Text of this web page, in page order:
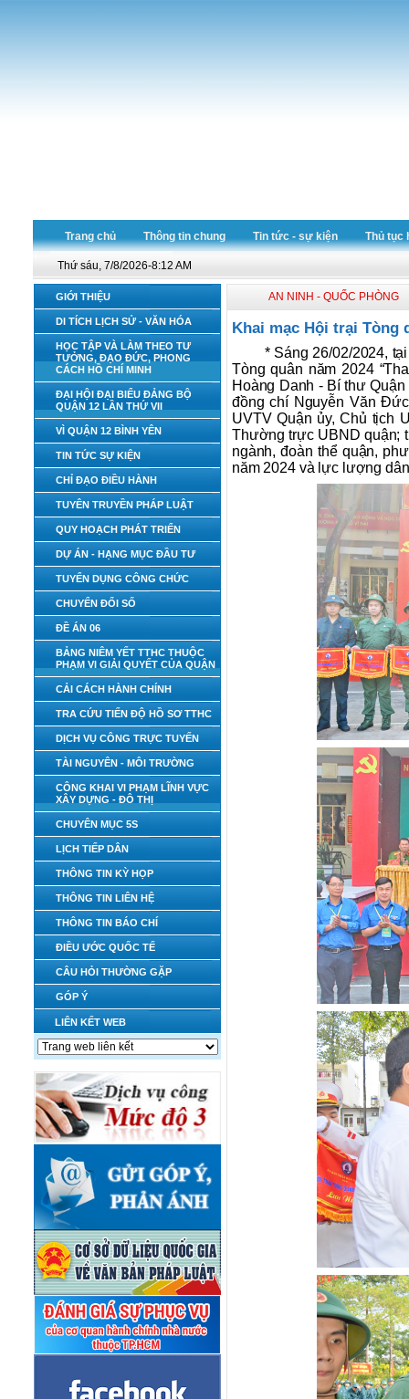
Trang chủ Thông tin chung Tin tức - sự kiện Thủ tục
Thứ sáu, 7/8/2026-8:12 AM
GIỚI THIỆU
DI TÍCH LỊCH SỬ - VĂN HÓA
HỌC TẬP VÀ LÀM THEO TƯ
TƯỞNG, ĐẠO ĐỨC, PHONG
CÁCH HỒ CHÍ MINH
ĐẠI HỘI ĐẠI BIỂU ĐẢNG BỘ
QUẬN 12 LẦN THỨ VII
VÌ QUẬN 12 BÌNH YÊN
TIN TỨC SỰ KIỆN
CHỈ ĐẠO ĐIỀU HÀNH
TUYÊN TRUYỀN PHÁP LUẬT
QUY HOẠCH PHÁT TRIỂN
DỰ ÁN - HẠNG MỤC ĐẦU TƯ
TUYỂN DỤNG CÔNG CHỨC
CHUYỂN ĐỔI SỐ
ĐỀ ÁN 06
BẢNG NIÊM YẾT TTHC THUỘC
PHẠM VI GIẢI QUYẾT CỦA QUẬN
CẢI CÁCH HÀNH CHÍNH
TRA CỨU TIẾN ĐỘ HỒ SƠ TTHC
DỊCH VỤ CÔNG TRỰC TUYẾN
TÀI NGUYÊN - MÔI TRƯỜNG
CÔNG KHAI VI PHẠM LĨNH VỰC
XÂY DỰNG - ĐÔ THỊ
CHUYÊN MỤC 5S
LỊCH TIẾP DÂN
THÔNG TIN KỲ HỌP
THÔNG TIN LIÊN HỆ
THÔNG TIN BÁO CHÍ
ĐIỀU ƯỚC QUỐC TẾ
CÂU HỎI THƯỜNG GẶP
GÓP Ý
LIÊN KẾT WEB
AN NINH - QUỐC PHÒNG
Khai mạc Hội trại Tòng
* Sáng 26/02/2024,
Tòng quân năm 2024
Hoàng Danh - Bí thư
đồng chí Nguyễn Văn
UVTV Quận ủy, Chủ tịch
Thường trực UBND quận;
ngành, đoàn thể quận,
năm 2024 và lực lượng